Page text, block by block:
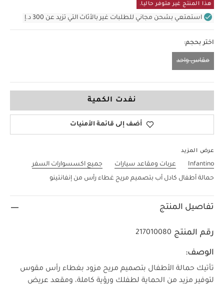
هذا المنتج غير متوفر حاليا.
استمتعي بشحن مجاني للطلبات غير بالأثاث التي تزيد عن 300 د.إ
اختر بحجم:
مقاس واحد
نفدت الكمية
أضف إلى قائمة الأمنيات
عرض المزيد
Infantino عربات ومقاعد سيارات
جميع اكسسوارات السفر
حمالة أطفال كادل أب بتصميم مريح غطاء رأس من إنفانتينو
تفاصيل المنتج
رقم المنتج 217010080
الوصف:
تأتيك حمالة الأطفال بتصميم مريح مزود بغطاء رأس مقوس
لتوفير مزيد من الحماية لطفلك ورؤية كاملة، ومقعد عريض